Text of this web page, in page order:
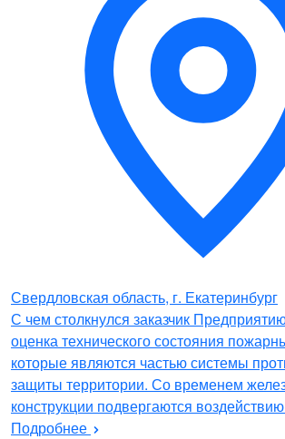
Свердловская область, г. Екатеринбург
С чем столкнулся заказчик
оценка технического состояния
которые являются частью системы
защиты территории. Со временем
конструкции подвергаются
Подробнее